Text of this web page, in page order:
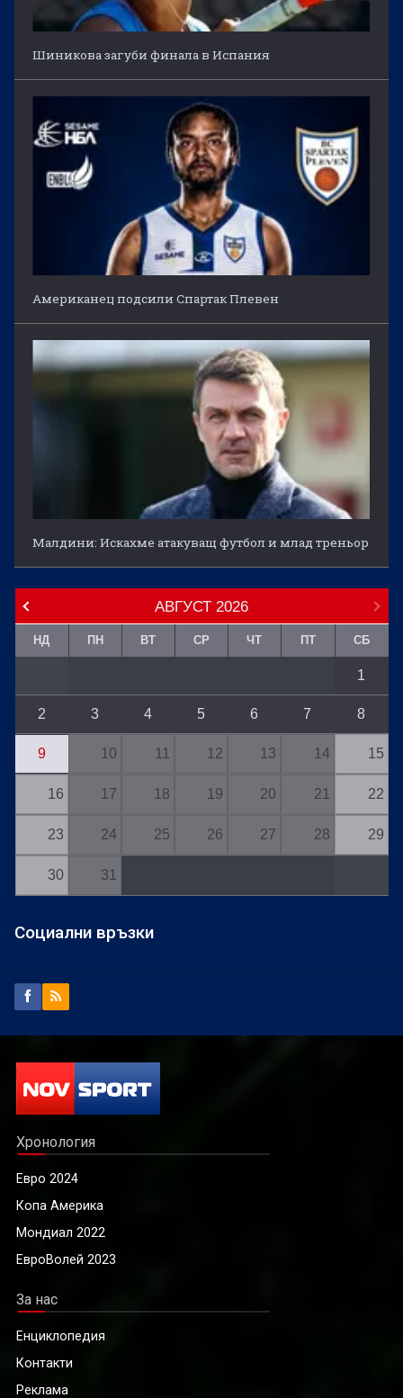
Шиникова загуби финала в Испания
Американец подсили Спартак Плевен
Малдини: Искахме атакуващ футбол и млад треньор
АВГУСТ 2026
НД ПН ВТ СР ЧТ ПТ СБ
1
2 3 4 5 6 7 8
9 10 11 12 13 14 15
16 17 18 19 20 21 22
23 24 25 26 27 28 29
30 31
Социални връзки
Хронология
Евро 2024
Копа Америка
Мондиал 2022
ЕвроВолей 2023
За нас
Енциклопедия
Контакти
Реклама